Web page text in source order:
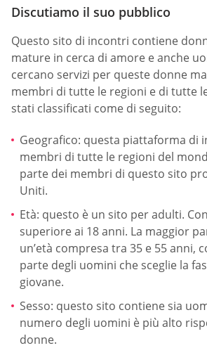
Discutiamo il suo pubblico
Questo sito di incontri contiene
mature in cerca di amore e anche
cercano servizi per queste donne
membri di tutte le regioni e di tutte
stati classificati come di seguito:
Geografico: questa piattaforma di
membri di tutte le regioni del
parte dei membri di questo sito
Uniti.
Età: questo è un sito per adulti.
superiore ai 18 anni. La maggior
un’età compresa tra 35 e 55 anni,
parte degli uomini che sceglie la
giovane.
Sesso: questo sito contiene sia
numero degli uomini è più alto
donne.